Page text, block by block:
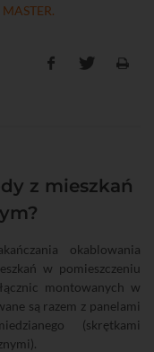
MASTER.
z mieszkań
okablowania
w pomieszczeniu
montowanych w
są razem z panelami
(skrętkami